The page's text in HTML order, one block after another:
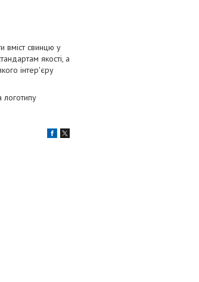
вміст свинцю у
якості, а
інтер'єру